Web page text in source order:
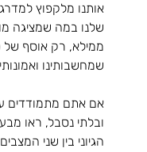
אותנו מלקפוץ
שלנו במה שמציגה
ממילא, רק אוסף של
שמחשבותינו
אם אתם מתמודדים
ובלתי נסבל, ראו
הגיוני בין שני